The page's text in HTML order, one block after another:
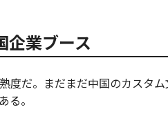
企業ブース
度だ。まだまだ中国のカスタ
る。